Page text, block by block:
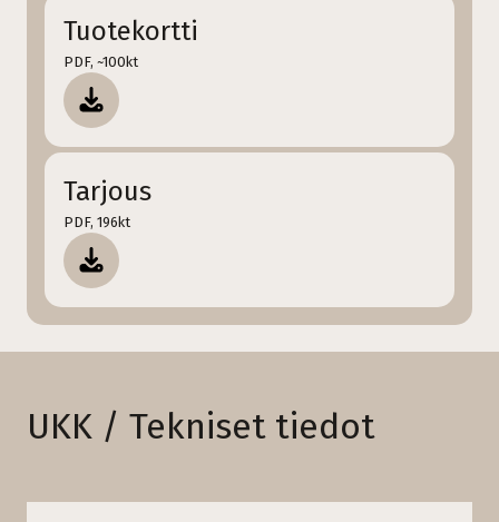
Tuotekortti
PDF, ~100kt
Tarjous
PDF, 196kt
UKK / Tekniset tiedot